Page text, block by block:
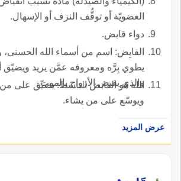
العضويّة أو توقُّف النزف أو الإسهال.
دواء قابض.
القابِض: اسم من أسماء الله الحسنى،
يطوي بِرَّه ومعروفه عمَّن يريد ويضيّق
والذي يقبض الأرواح بالموت.
الله هو القابض الباسط: يضيِّق على
ويوسّع على من يشاء.
عرض المزيد